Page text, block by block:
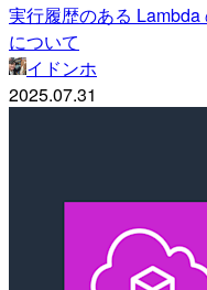
実行履歴のある
について
イドンホ
2025.07.31